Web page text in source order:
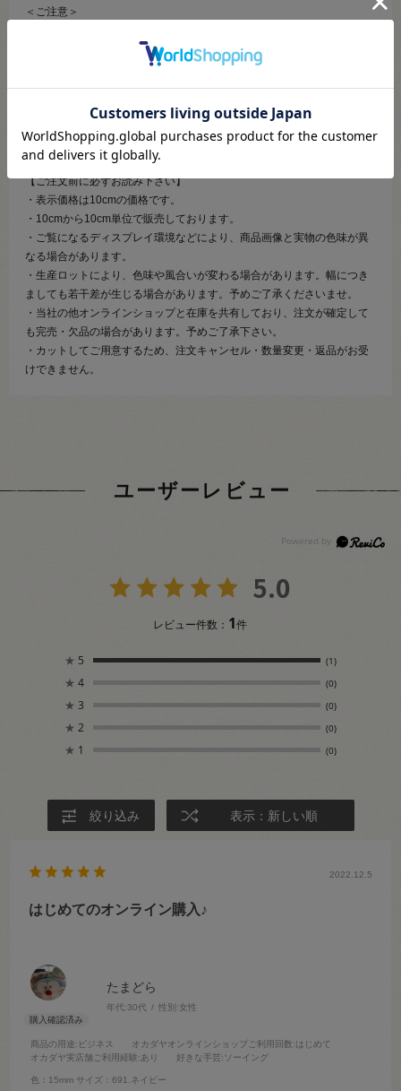
＜ご注意＞
・1反15mです。15m以上の場合は、複数に分かれての納品となります。
・同じ色でも、ロットやサイズ幅により色がかなり異なる場合がありま
す。
・記載のサイズ幅よりも多少前後する場合があります。
※上記は返品交換の対象になりません。予めご了承ください。
【ご注文前に必ずお読み下さい】
・表示価格は10cmの価格です。
・10cmから10cm単位で販売しております。
・ご覧になるディスプレイ環境などにより、商品画像と実物の色味が異
なる場合があります。
・生産ロットにより、色味や風合いが変わる場合があります。幅につき
ましても若干差が生じる場合があります。予めご了承くださいませ。
・当社の他オンラインショップと在庫を共有しており、注文が確定して
も完売・欠品の場合があります。予めご了承下さい。
・カットしてご用意するため、注文キャンセル・数量変更・返品がお受
けできません。
ユーザーレビュー
5.0
レビュー件数： 1件
★ 5 (1)
★ 4 (0)
★ 3 (0)
★ 2 (0)
★ 1 (0)
絞り込み 表示：新しい順
たまどら
年代:30代 性別:女性
商品の用途:ビジネス オカダヤオンラインショップご利用回数:はじめて
オカダヤ実店舗ご利用経験:あり 好きな手芸:ソーイング
色：15mm サイズ：691.ネイビー
2022.12.5
はじめてのオンライン購入♪